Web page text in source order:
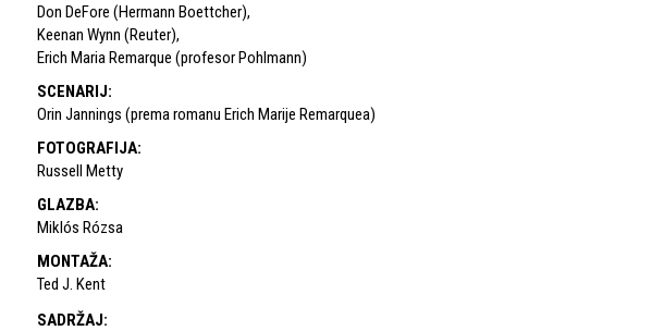
Don DeFore (Hermann Boettcher),
Keenan Wynn (Reuter),
Erich Maria Remarque (profesor Pohlmann)
SCENARIJ:
Orin Jannings (prema romanu Erich Marije Remarquea)
FOTOGRAFIJA:
Russell Metty
GLAZBA:
Miklós Rózsa
MONTAŽA:
Ted J. Kent
SADRŽAJ: